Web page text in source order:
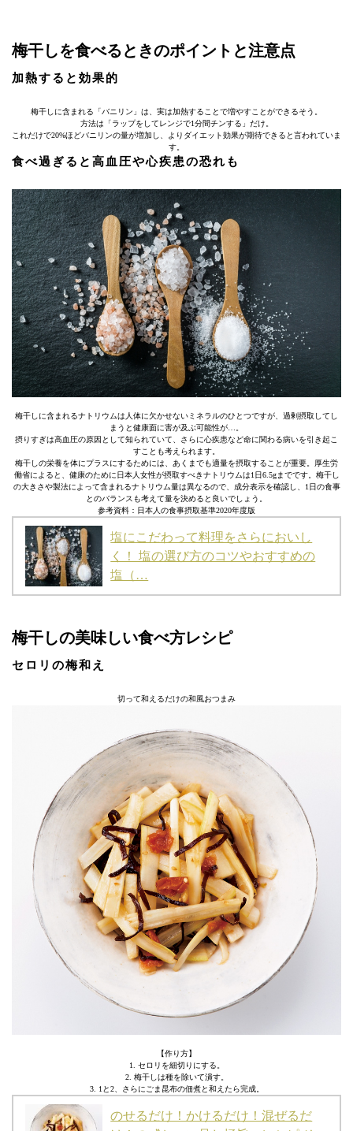
梅干しを食べるときのポイントと注意点
加熱すると効果的
梅干しに含まれる「バニリン」は、実は加熱することで増やすことができるそう。
方法は「ラップをしてレンジで1分間チンする」だけ。
これだけで20%ほどバニリンの量が増加し、よりダイエット効果が期待できると言われていま
す。
食べ過ぎると高血圧や心疾患の恐れも
梅干しに含まれるナトリウムは人体に欠かせないミネラルのひとつですが、過剰摂取してし
まうと健康面に害が及ぶ可能性が…。
摂りすぎは高血圧の原因として知られていて、さらに心疾患など命に関わる病いを引き起こ
すことも考えられます。
梅干しの栄養を体にプラスにするためには、あくまでも適量を摂取することが重要。厚生労
働省によると、健康のために日本人女性が摂取すべきナトリウムは1日6.5gまでです。梅干し
の大きさや製法によって含まれるナトリウム量は異なるので、成分表示を確認し、1日の食事
とのバランスも考えて量を決めると良いでしょう。
参考資料：日本人の食事摂取基準2020年度版
塩にこだわって料理をさらにおいし
く！ 塩の選び方のコツやおすすめの
塩（…
梅干しの美味しい食べ方レシピ
セロリの梅和え
切って和えるだけの和風おつまみ
【作り方】
1. セロリを細切りにする。
2. 梅干しは種を除いて潰す。
3. 1と2、さらにごま昆布の佃煮と和えたら完成。
のせるだけ！かけるだけ！混ぜるだ